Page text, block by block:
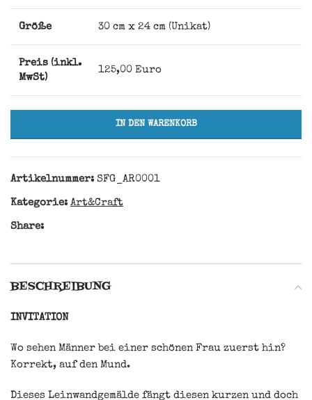
Größe 30 cm x 24 cm (Unikat)
Preis (inkl.
MwSt)
125,00 Euro
IN DEN WARENKORB
Artikelnummer: SFG_AR0001
Kategorie: Art&Craft
Share:
BESCHREIBUNG
INVITATION
Wo sehen Männer bei einer schönen Frau zuerst hin?
Korrekt, auf den Mund.
Dieses Leinwandgemälde fängt diesen kurzen und doch